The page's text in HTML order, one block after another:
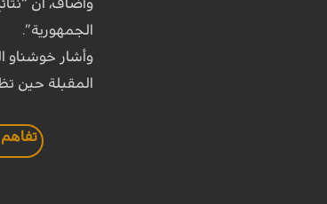
وأضاف، أن
الجمهورية”.
وأشار
المقبلة حين